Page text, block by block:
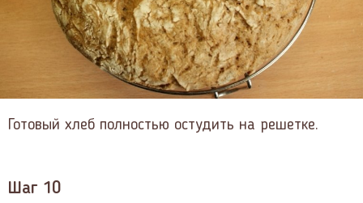
Готовый хлеб полностью остудить на решетке.
Шаг 10